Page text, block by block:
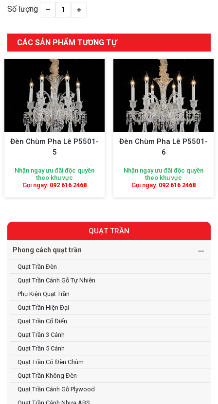
Số lượng
CÁC SẢN PHẨM TƯƠNG TỰ
Đèn Chùm Pha Lê P5501-
5
Nhận ngay ưu đãi độc quyền
theo khu vực
Gọi ngay: 092 616 2468
Đèn Chùm Pha Lê P5501-
6
Nhận ngay ưu đãi độc quyền
theo khu vực
Gọi ngay: 092 616 2468
QUẠT TRẦN
Phong cách quạt trần
Quạt Trần Đèn
Quạt Trần Cánh Gỗ Tự Nhiên
Phụ Kiện Quạt Trần
Quạt Trần Hiện Đại
Quạt Trần Cổ Điển
Quạt Trần 3 Cánh
Quạt Trần 5 Cánh
Quạt Trần Có Đèn Chùm
Quạt Trần Không Đèn
Quạt Trần Cánh Gỗ Plywood